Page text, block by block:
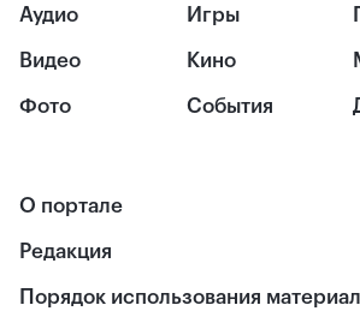
Аудио
Видео
Фото
Игры
Кино
События
О портале
Редакция
Порядок использования